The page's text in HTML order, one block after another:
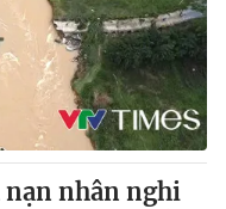
không có sự chấp
khi phát hành lại
nạn nhân nghi